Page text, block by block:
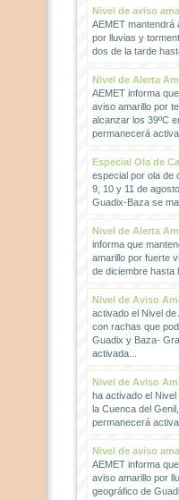
Nivel de aviso
AEMET mantendrá
por lluvias y
dos de la tarde
Nivel de Alerta
AEMET informa
aviso amarillo por
alcanzar los 39ºC
permanecerá
Especial Ola de
especial por ola de
9, 10 y 11 de
Guadix-Baza se
Nivel de Alerta
informa que
amarillo por fuerte
de diciembre hasta
Nivel de Aviso
activado el Nivel de
con rachas que
Guadix y Baza-
activada...
Nivel de Aviso
ha activado el
la Cuenca del
permanecerá
Nivel de aviso
AEMET informa
aviso amarillo por
geográfico de